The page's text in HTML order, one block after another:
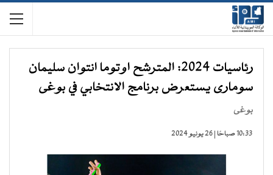
رئاسيات 2024: المترشح اوتوما انتوان سليمان
سومارى يستعرض برنامج الانتخابي في بوغى
بوغى
10:33 صباحًا | 26 يونيو 2024